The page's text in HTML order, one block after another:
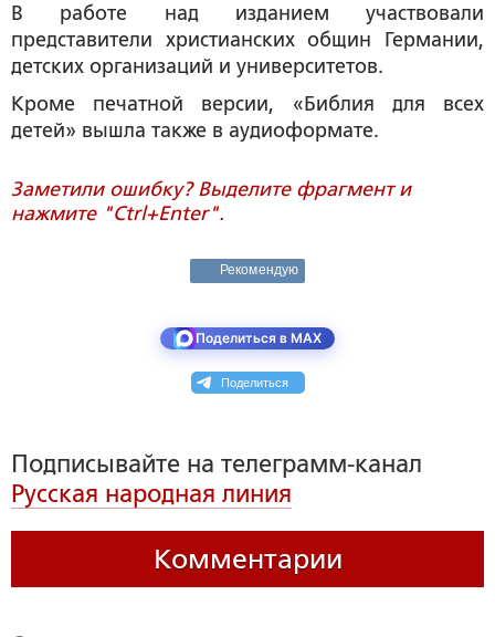
В работе над изданием участвовали
представители христианских общин Германии,
детских организаций и университетов.
Кроме печатной версии, «Библия для всех
детей» вышла также в аудиоформате.
Заметили ошибку? Выделите фрагмент и
нажмите "Ctrl+Enter".
Рекомендую
Поделиться в MAX
Поделиться
Подписывайте на телеграмм-канал
Русская народная линия
Комментарии